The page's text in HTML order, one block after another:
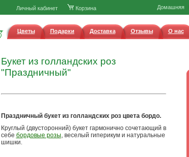
Домашняя
Личный кабинет Корзина
Цветы Подарки Доставка Отзывы О нас
Букет из голландских роз
"Праздничный"
Праздничный букет из голландских роз цвета бордо.
Круглый (двусторонний) букет гармонично сочетающий в
себе бордовые розы, веселый гиперикум и натуральные
шишки.